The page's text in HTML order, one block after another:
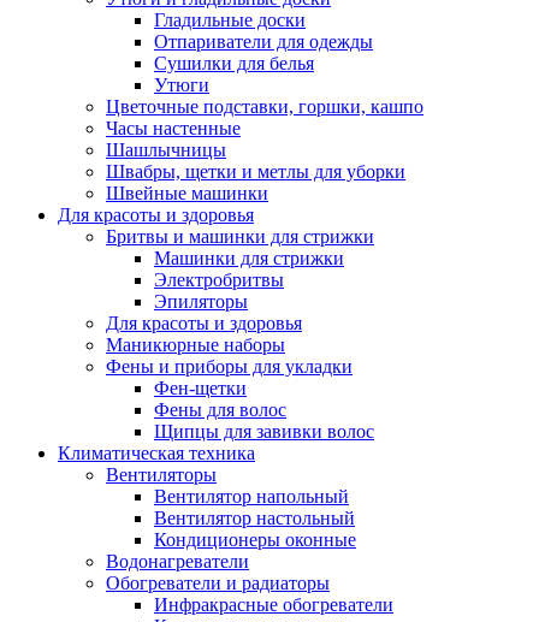
Гладильные доски
Отпариватели для одежды
Сушилки для белья
Утюги
Цветочные подставки, горшки, кашпо
Часы настенные
Шашлычницы
Швабры, щетки и метлы для уборки
Швейные машинки
Для красоты и здоровья
Бритвы и машинки для стрижки
Машинки для стрижки
Электробритвы
Эпиляторы
Для красоты и здоровья
Маникюрные наборы
Фены и приборы для укладки
Фен-щетки
Фены для волос
Щипцы для завивки волос
Климатическая техника
Вентиляторы
Вентилятор напольный
Вентилятор настольный
Кондиционеры оконные
Водонагреватели
Обогреватели и радиаторы
Инфракрасные обогреватели